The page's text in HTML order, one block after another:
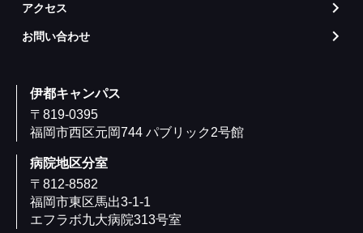
アクセス arrow_forward_ios
お問い合わせ arrow_forward_ios
伊都キャンパス
〒819-0395
福岡市西区元岡744 パブリック2号館
病院地区分室
〒812-8582
福岡市東区馬出3-1-1
エフラボ九大病院313号室